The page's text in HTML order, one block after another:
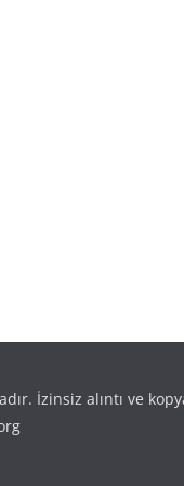
İzinsiz alıntı ve